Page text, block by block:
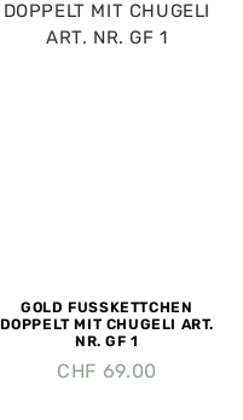
GOLD FUSSKETTCHEN
DOPPELT MIT CHUGELI ART.
NR. GF 1
CHF 69.00